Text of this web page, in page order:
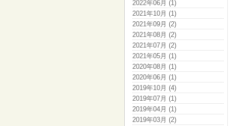
2022年06月 (1)
2021年10月 (1)
2021年09月 (2)
2021年08月 (2)
2021年07月 (2)
2021年05月 (1)
2020年08月 (1)
2020年06月 (1)
2019年10月 (4)
2019年07月 (1)
2019年04月 (1)
2019年03月 (2)